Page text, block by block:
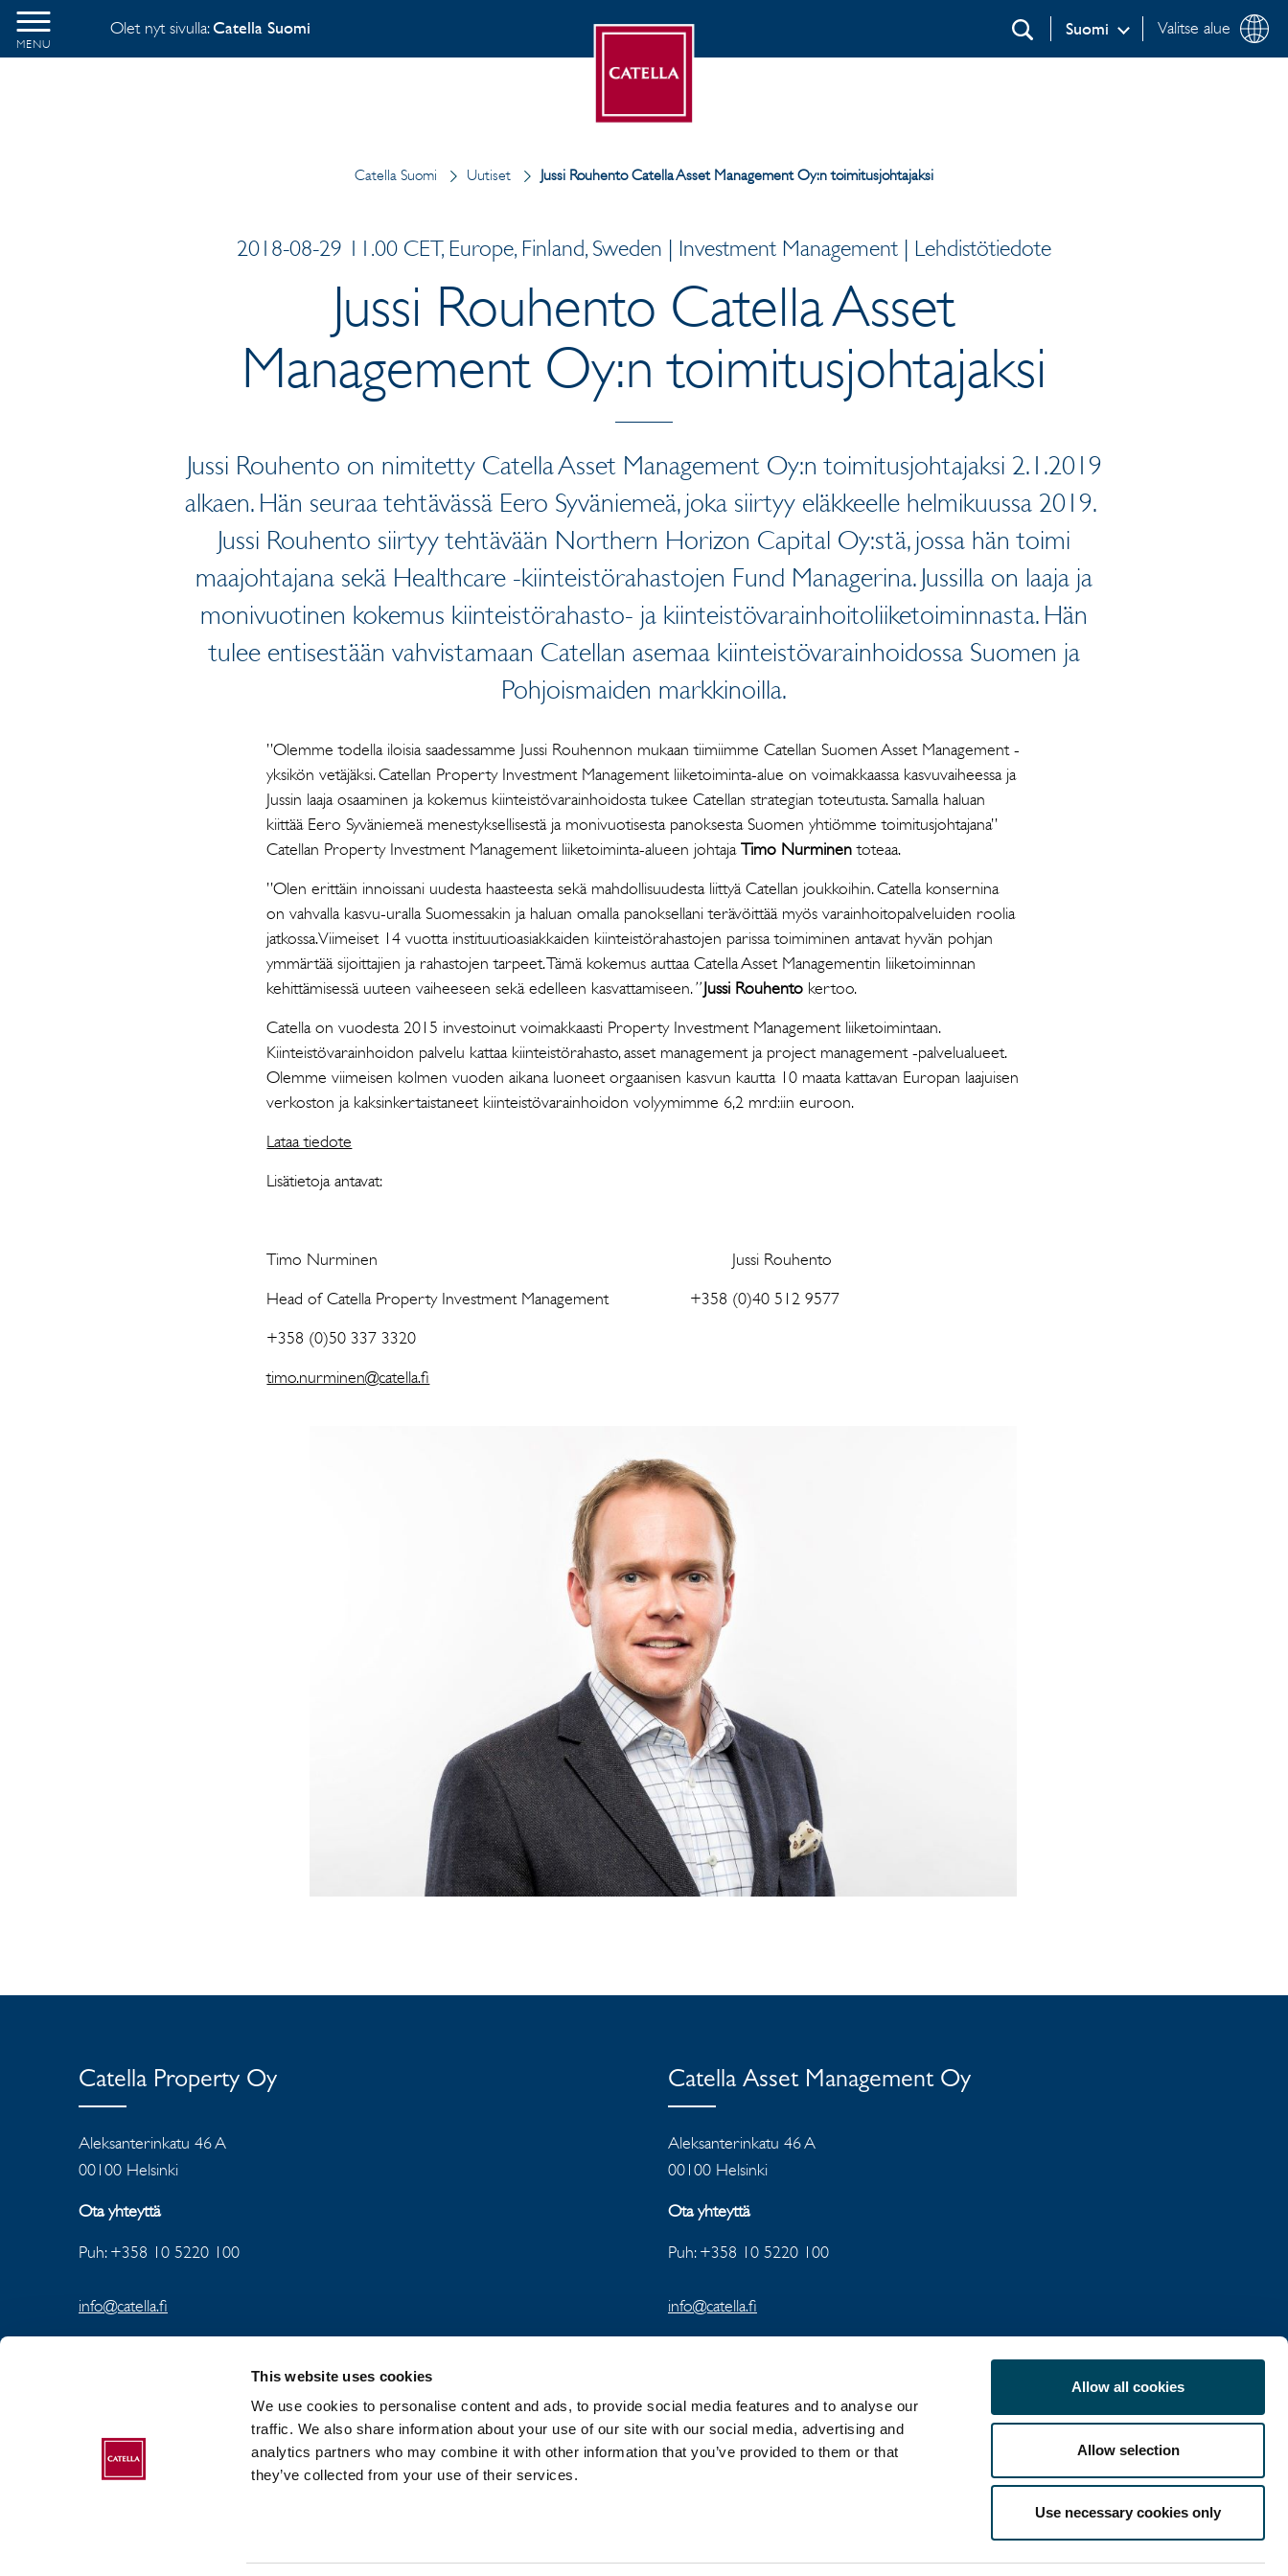
This website uses cookies
We use cookies to personalise content and ads, to provide social media features and to analyse our
traffic. We also share information about your use of our site with our social media, advertising and
analytics partners who may combine it with other information that you’ve provided to them or that
they’ve collected from your use of their services.
Allow all cookies
Allow selection
Use necessary cookies only
MENU
Olet nyt sivulla:Catella Suomi Valitse alue
Suomi
Etsi
Catella Suomi Uutiset Jussi Rouhento Catella Asset Management Oy:n toimitusjohtajaksi
2018-08-29 11.00 CET, Europe, Finland, Sweden | Investment Management | Lehdistötiedote
Jussi Rouhento Catella Asset
Management Oy:n toimitusjohtajaksi
Jussi Rouhento on nimitetty Catella Asset Management Oy:n toimitusjohtajaksi 2.1.2019
alkaen. Hän seuraa tehtävässä Eero Syväniemeä, joka siirtyy eläkkeelle helmikuussa 2019.
Jussi Rouhento siirtyy tehtävään Northern Horizon Capital Oy:stä, jossa hän toimi
maajohtajana sekä Healthcare -kiinteistörahastojen Fund Managerina. Jussilla on laaja ja
monivuotinen kokemus kiinteistörahasto- ja kiinteistövarainhoitoliiketoiminnasta. Hän
tulee entisestään vahvistamaan Catellan asemaa kiinteistövarainhoidossa Suomen ja
Pohjoismaiden markkinoilla.
”Olemme todella iloisia saadessamme Jussi Rouhennon mukaan tiimiimme Catellan Suomen Asset Management -
yksikön vetäjäksi. Catellan Property Investment Management liiketoiminta-alue on voimakkaassa kasvuvaiheessa ja
Jussin laaja osaaminen ja kokemus kiinteistövarainhoidosta tukee Catellan strategian toteutusta. Samalla haluan
kiittää Eero Syväniemeä menestyksellisestä ja monivuotisesta panoksesta Suomen yhtiömme toimitusjohtajana”
Catellan Property Investment Management liiketoiminta-alueen johtajaTimo Nurminentoteaa.
”Olen erittäin innoissani uudesta haasteesta sekä mahdollisuudesta liittyä Catellan joukkoihin. Catella konsernina
on vahvalla kasvu-uralla Suomessakin ja haluan omalla panoksellani terävöittää myös varainhoitopalveluiden roolia
jatkossa. Viimeiset 14 vuotta instituutioasiakkaiden kiinteistörahastojen parissa toimiminen antavat hyvän pohjan
ymmärtää sijoittajien ja rahastojen tarpeet. Tämä kokemus auttaa Catella Asset Managementin liiketoiminnan
kehittämisessä uuteen vaiheeseen sekä edelleen kasvattamiseen.”Jussi Rouhento kertoo.
Catella on vuodesta 2015 investoinut voimakkaasti Property Investment Management liiketoimintaan.
Kiinteistövarainhoidon palvelu kattaa kiinteistörahasto, asset management ja project management -palvelualueet.
Olemme viimeisen kolmen vuoden aikana luoneet orgaanisen kasvun kautta 10 maata kattavan Europan laajuisen
verkoston ja kaksinkertaistaneet kiinteistövarainhoidon volyymimme 6,2 mrd:iin euroon.
Lataa tiedote
Lisätietoja antavat:
Timo Nurminen Jussi Rouhento
Head of Catella Property Investment Management +358 (0)40 512 9577
+358 (0)50 337 3320
timo.nurminen@catella.fi
Catella Property Oy
Aleksanterinkatu 46 A
00100 Helsinki
Ota yhteyttä
Puh: +358 10 5220 100
info@catella.fi
Catella Asset Management Oy
Aleksanterinkatu 46 A
00100 Helsinki
Ota yhteyttä
Puh: +358 10 5220 100
info@catella.fi
ABOUT CATELLA GROUP
LinkedIn